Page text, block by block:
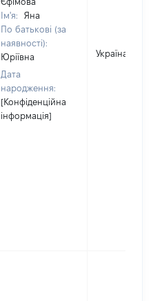
Ім'я:
Яна
По батькові (за
наявності):
Юріївна
Дата
народження:
[Конфіденційна
інформація]
Україна